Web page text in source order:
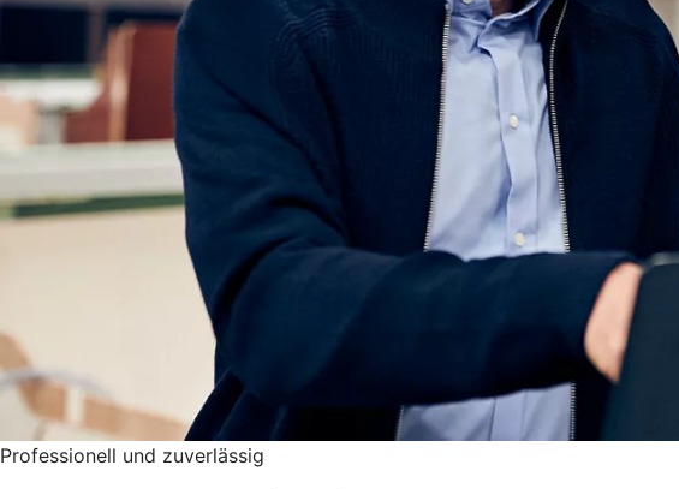
Professionell und zuverlässig